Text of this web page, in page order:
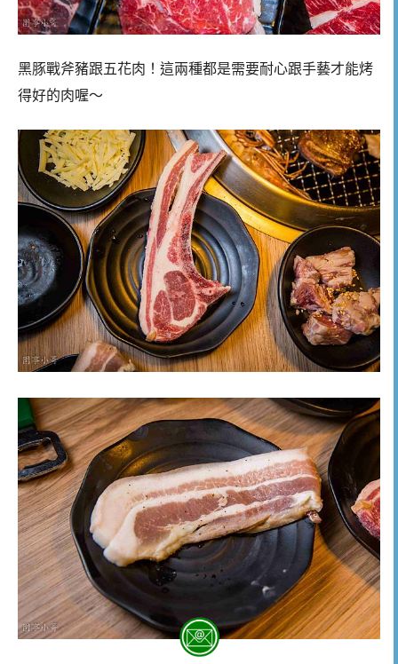
黑豚戰斧豬跟五花肉！這兩種都是需要耐心跟手藝才能烤
得好的肉喔～